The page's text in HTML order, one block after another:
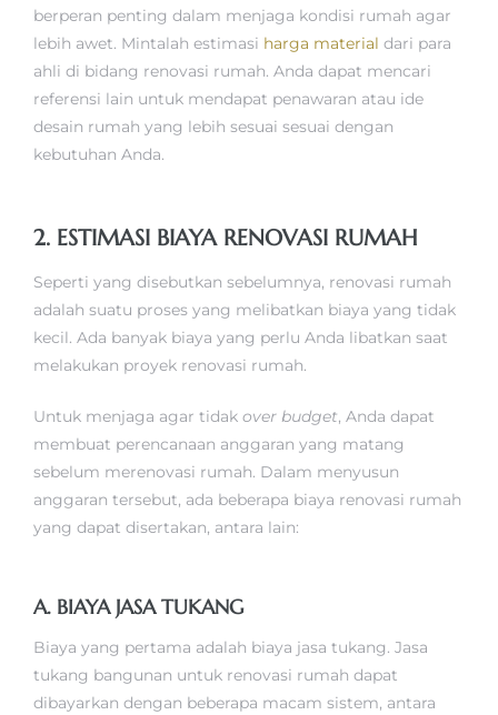
berperan penting dalam menjaga kondisi rumah agar
lebih awet. Mintalah estimasi harga material dari para
ahli di bidang renovasi rumah. Anda dapat mencari
referensi lain untuk mendapat penawaran atau ide
desain rumah yang lebih sesuai sesuai dengan
kebutuhan Anda.
2. ESTIMASI BIAYA RENOVASI RUMAH
Seperti yang disebutkan sebelumnya, renovasi rumah
adalah suatu proses yang melibatkan biaya yang tidak
kecil. Ada banyak biaya yang perlu Anda libatkan saat
melakukan proyek renovasi rumah.
Untuk menjaga agar tidak over budget, Anda dapat
membuat perencanaan anggaran yang matang
sebelum merenovasi rumah. Dalam menyusun
anggaran tersebut, ada beberapa biaya renovasi rumah
yang dapat disertakan, antara lain:
A. BIAYA JASA TUKANG
Biaya yang pertama adalah biaya jasa tukang. Jasa
tukang bangunan untuk renovasi rumah dapat
dibayarkan dengan beberapa macam sistem, antara